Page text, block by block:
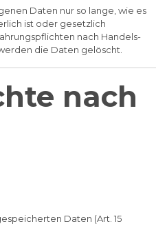
Daten nur so lange, wie es
ist oder gesetzlich
nach Handels-
die Daten gelöscht.
nach
Daten (Art. 15